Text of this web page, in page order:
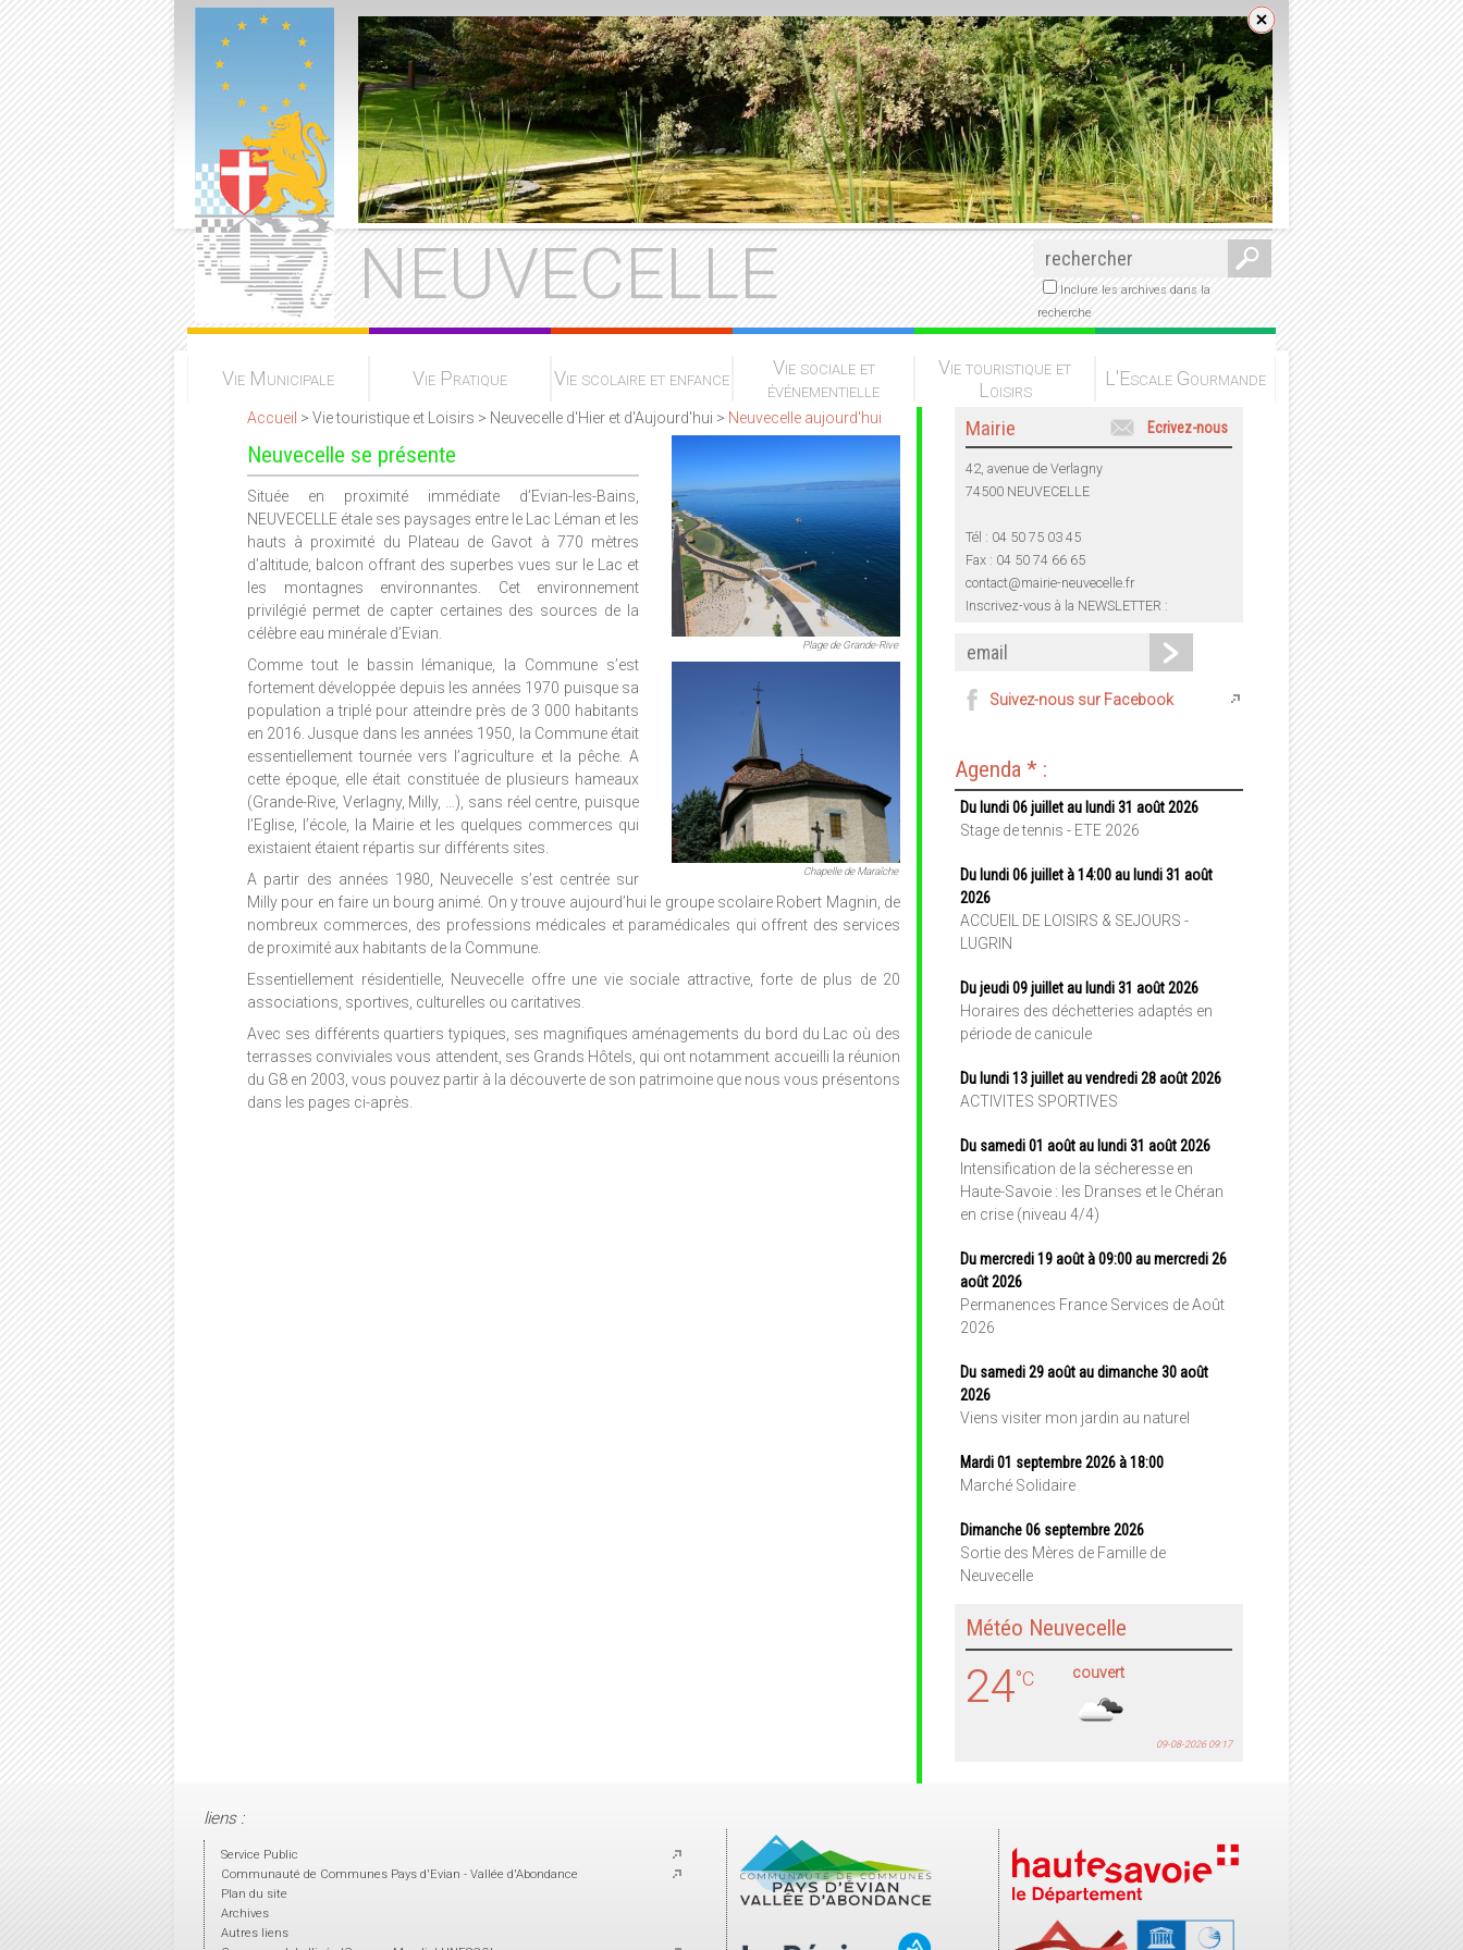
NEUVECELLE
Inclure les archives dans la
recherche
Vie Municipale Vie Pratique Vie scolaire et enfance
Vie sociale et
événementielle
Vie touristique et
Loisirs
L'Escale Gourmande
Accueil > Vie touristique et Loisirs > Neuvecelle d'Hier et d'Aujourd'hui > Neuvecelle aujourd'hui
Neuvecelle se présente
Plage de Grande-Rive
Chapelle de Maraîche
Située en proximité immédiate d’Evian-les-Bains,
NEUVECELLE étale ses paysages entre le Lac Léman et les
hauts à proximité du Plateau de Gavot à 770 mètres
d’altitude, balcon offrant des superbes vues sur le Lac et
les montagnes environnantes. Cet environnement
privilégié permet de capter certaines des sources de la
célèbre eau minérale d’Evian.
Comme tout le bassin lémanique, la Commune s’est
fortement développée depuis les années 1970 puisque sa
population a triplé pour atteindre près de 3 000 habitants
en 2016. Jusque dans les années 1950, la Commune était
essentiellement tournée vers l’agriculture et la pêche. A
cette époque, elle était constituée de plusieurs hameaux
(Grande-Rive, Verlagny, Milly, …), sans réel centre, puisque
l’Eglise, l’école, la Mairie et les quelques commerces qui
existaient étaient répartis sur différents sites.
A partir des années 1980, Neuvecelle s’est centrée sur
Milly pour en faire un bourg animé. On y trouve aujourd’hui le groupe scolaire Robert Magnin, de
nombreux commerces, des professions médicales et paramédicales qui offrent des services
de proximité aux habitants de la Commune.
Essentiellement résidentielle, Neuvecelle offre une vie sociale attractive, forte de plus de 20
associations, sportives, culturelles ou caritatives.
Avec ses différents quartiers typiques, ses magnifiques aménagements du bord du Lac où des
terrasses conviviales vous attendent, ses Grands Hôtels, qui ont notamment accueilli la réunion
du G8 en 2003, vous pouvez partir à la découverte de son patrimoine que nous vous présentons
dans les pages ci-après.
Mairie Ecrivez-nous
42, avenue de Verlagny
74500 NEUVECELLE
Tél : 04 50 75 03 45
Fax : 04 50 74 66 65
contact@mairie-neuvecelle.fr
Inscrivez-vous à la NEWSLETTER :
Suivez-nous sur Facebook
Agenda * :
Du lundi 06 juillet au lundi 31 août 2026
Stage de tennis - ETE 2026
Du lundi 06 juillet à 14:00 au lundi 31 août
2026
ACCUEIL DE LOISIRS & SEJOURS -
LUGRIN
Du jeudi 09 juillet au lundi 31 août 2026
Horaires des déchetteries adaptés en
période de canicule
Du lundi 13 juillet au vendredi 28 août 2026
ACTIVITES SPORTIVES
Du samedi 01 août au lundi 31 août 2026
Intensification de la sécheresse en
Haute-Savoie : les Dranses et le Chéran
en crise (niveau 4/4)
Du mercredi 19 août à 09:00 au mercredi 26
août 2026
Permanences France Services de Août
2026
Du samedi 29 août au dimanche 30 août
2026
Viens visiter mon jardin au naturel
Mardi 01 septembre 2026 à 18:00
Marché Solidaire
Dimanche 06 septembre 2026
Sortie des Mères de Famille de
Neuvecelle
Météo Neuvecelle
couvert
24°C
09-08-2026 09:17
liens :
Service Public
Communauté de Communes Pays d'Evian - Vallée d'Abondance
Plan du site
Archives
Autres liens